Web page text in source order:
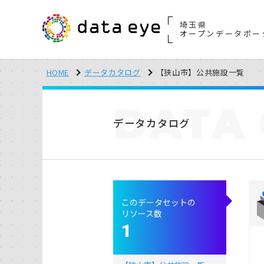
埼玉県
オープンデータポー
HOME データカタログ 【狭山市】公共施設一覧
データカタログ
DATA
このデータセットの
リソース数
1